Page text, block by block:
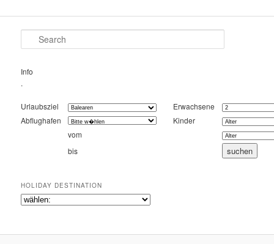
Search
Info
.
Urlaubsziel
Erwachsene
Abflughafen
Kinder
vom
bis
HOLIDAY DESTINATION